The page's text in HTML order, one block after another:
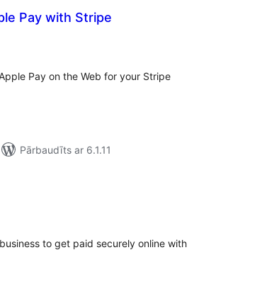
Pay with Stripe
Pay on the Web for your Stripe
Pārbaudīts ar 6.1.11
to get paid securely online with